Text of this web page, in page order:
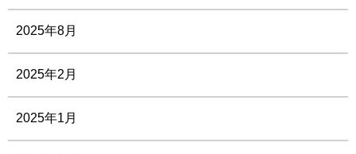
2025年8月
2025年2月
2025年1月